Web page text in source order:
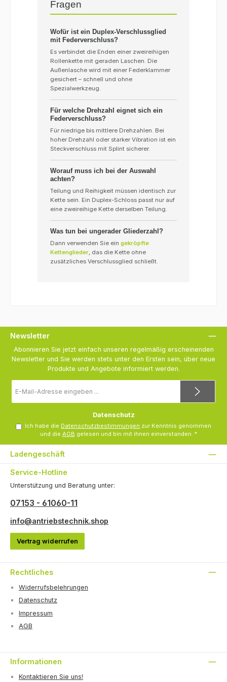
Fragen
Wofür ist ein Duplex-Verschlussglied
mit Federverschluss?
Es verbindet die Enden einer zweireihigen
Rollenkette mit geraden Laschen. Die
Außenlasche wird mit einer Federklammer
gesichert – schnell und ohne
Spezialwerkzeug.
Für welche Drehzahl eignet sich ein
Federverschluss?
Für niedrige bis mittlere Drehzahlen. Bei
hoher Drehzahl oder starker Vibration ist ein
Steckverschluss mit Splint sicherer.
Worauf muss ich bei der Auswahl
achten?
Teilung und Reihigkeit müssen identisch zur
Kette sein. Ein Duplex-Schloss passt nur auf
eine zweireihige Kette derselben Teilung.
Was tun bei ungerader Gliederzahl?
Dann verwenden Sie eingekröpfte
Kettenglieder, das die Kette ohne
zusätzliches Verschlussglied schließt.
Newsletter
Abonnieren Sie jetzt einfach unseren regelmäßig erscheinenden
Newsletter und Sie werden stets unter den Ersten sein, über neue
Produkte und Angebote informiert werden.
Mail-
Adresse
Datenschutz
Ich habe die Datenschutzbestimmungen zur Kenntnis genommen
und die AGB gelesen und bin mit ihnen einverstanden. *
Ladengeschäft
Service-Hotline
Unterstützung und Beratung unter:
07153 - 61060-11
info@antriebstechnik.shop
Vertrag widerrufen
Rechtliches
Widerrufsbelehrungen
Datenschutz
Impressum
AGB
Informationen
Kontaktieren Sie uns!